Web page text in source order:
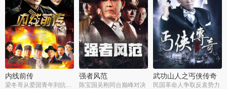
内线前传 强者风范
陈宝国吴刚同台巅峰对决
武功山人之丐侠传奇
民国革命人争取反袁势力